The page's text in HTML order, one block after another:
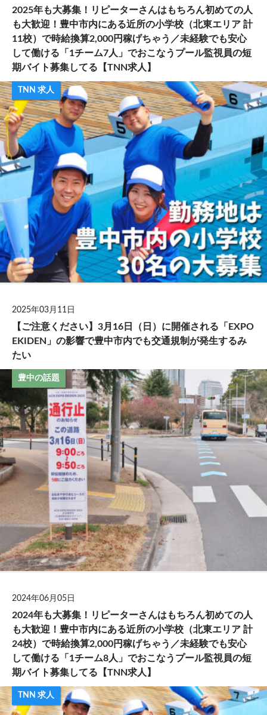
2025年も大募集！リピーターさんはもちろん初めての人
も大歓迎！豊中市内にある近所の小学校（北東エリア 計
11校）で時給換算2,000円稼げちゃう／未経験でも安心
して働ける「1チーム7人」でおこなうプール監視員の短
期バイト募集してる【TNN求人】
TNN 求人
2025年03月11日
【ご注意ください】3月16日（日）に開催される「EXPO
EKIDEN」の影響で豊中市内でも交通規制が発生するみ
たい
豊中の話題
2024年06月05日
2024年も大募集！リピーターさんはもちろん初めての人
も大歓迎！豊中市内にある近所の小学校（北東エリア 計
24校）で時給換算2,000円稼げちゃう／未経験でも安心
して働ける「1チーム8人」でおこなうプール監視員の短
期バイト募集してる【TNN求人】
TNN 求人